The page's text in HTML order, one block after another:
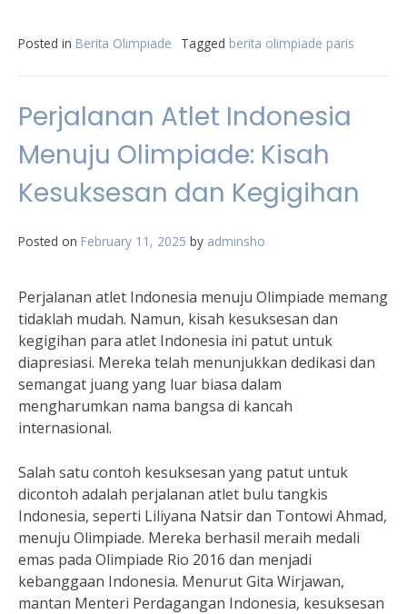
Posted in Berita Olimpiade Tagged berita olimpiade paris
Perjalanan Atlet Indonesia
Menuju Olimpiade: Kisah
Kesuksesan dan Kegigihan
Posted on February 11, 2025 by adminsho
Perjalanan atlet Indonesia menuju Olimpiade memang
tidaklah mudah. Namun, kisah kesuksesan dan
kegigihan para atlet Indonesia ini patut untuk
diapresiasi. Mereka telah menunjukkan dedikasi dan
semangat juang yang luar biasa dalam
mengharumkan nama bangsa di kancah
internasional.
Salah satu contoh kesuksesan yang patut untuk
dicontoh adalah perjalanan atlet bulu tangkis
Indonesia, seperti Liliyana Natsir dan Tontowi Ahmad,
menuju Olimpiade. Mereka berhasil meraih medali
emas pada Olimpiade Rio 2016 dan menjadi
kebanggaan Indonesia. Menurut Gita Wirjawan,
mantan Menteri Perdagangan Indonesia, kesuksesan